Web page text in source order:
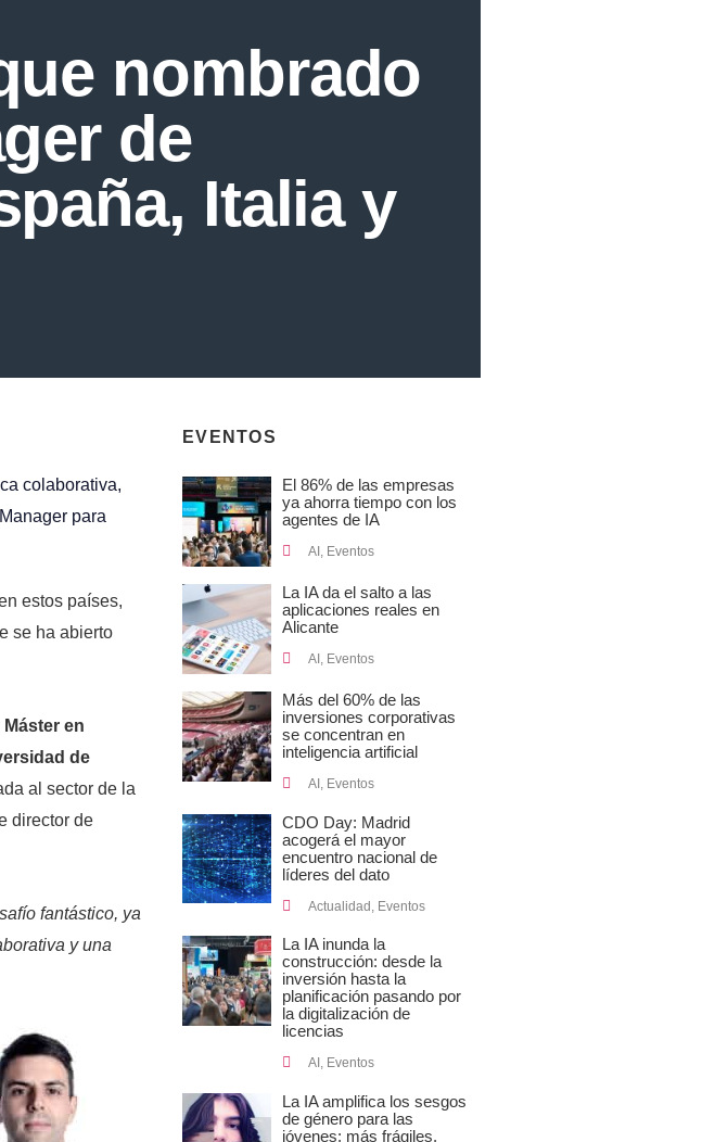
nombrado
de
Italia y
colaborativa,
para
estos países,
se ha abierto
en
de
al sector de la
director de
fantástico, ya
y una
EVENTOS
El 86% de las empresas
ya ahorra tiempo con los
agentes de IA
AI , Eventos
La IA da el salto a las
aplicaciones reales en
Alicante
AI , Eventos
Más del 60% de las
inversiones corporativas
se concentran en
inteligencia artificial
AI , Eventos
CDO Day: Madrid
acogerá el mayor
encuentro nacional de
líderes del dato
Actualidad Eventos
La IA inunda la
construcción: desde la
inversión hasta la
planificación pasando por
la digitalización de
licencias
AI , Eventos
La IA amplifica los sesgos
de género para las
jóvenes: más frágiles,